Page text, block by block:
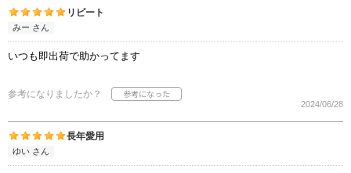
リピート
みー さん
いつも即出荷で助かってます
参考になりましたか？
2024/06/28
長年愛用
ゆい さん